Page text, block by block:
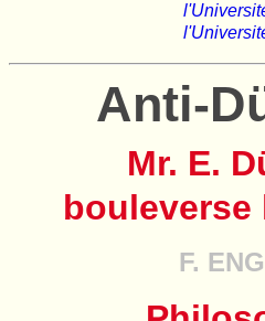
Anti-
Mr. E.
bouleverse
F.